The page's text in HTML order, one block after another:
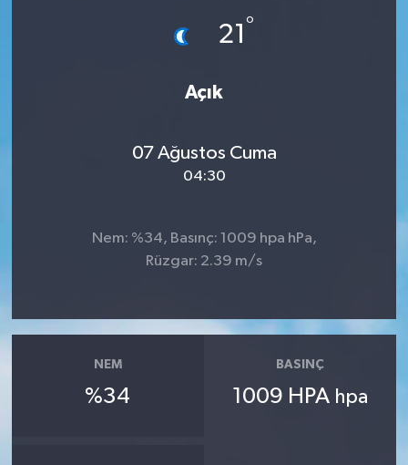
21 °
Açık
07 Ağustos Cuma
04:30
Nem: %34, Basınç: 1009 hpa hPa,
Rüzgar: 2.39 m/s
NEM
%34
BASINÇ
1009 HPA hpa
YEREL YÖNETİM
MEDYA